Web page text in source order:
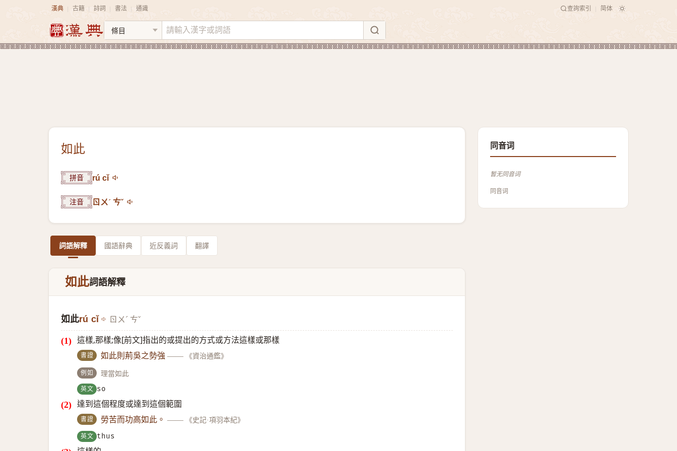
漢典 古籍 詩詞 書法 通識 查詢索引 简体
如此
拼音 rú cǐ
注音 ㄖㄨˊ ㄘˇ
詞語解釋 國語辭典 近反義詞 翻譯
如此詞語解釋
如此rú cǐ ㄖㄨˊ ㄘˇ
這樣,那樣;像[前文]指出的或提出的方式或方法這樣或那樣
書證 如此則荊吳之勢強 —— 《資治通鑑》
例如 理當如此
英文 so
達到這個程度或達到這個範圍
書證 勞苦而功高如此。 —— 《史記·項羽本紀》
英文 thus
同音词
暂无同音词
同音词